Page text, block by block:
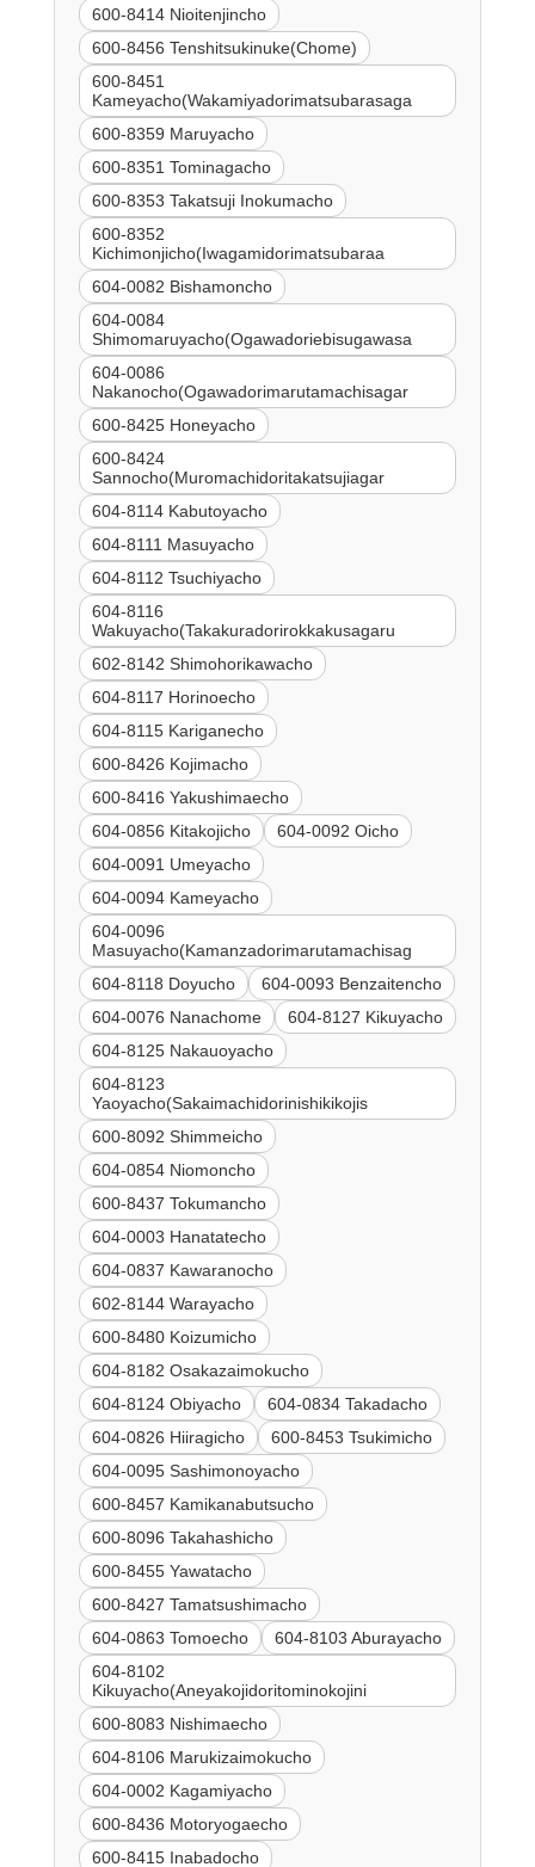
600-8414 Nioitenjincho
600-8456 Tenshitsukinuke(Chome)
600-8451
Kameyacho(Wakamiyadorimatsubarasaga
600-8359 Maruyacho
600-8351 Tominagacho
600-8353 Takatsuji Inokumacho
600-8352
Kichimonjicho(Iwagamidorimatsubaraa
604-0082 Bishamoncho
604-0084
Shimomaruyacho(Ogawadoriebisugawasa
604-0086
Nakanocho(Ogawadorimarutamachisagar
600-8425 Honeyacho
600-8424
Sannocho(Muromachidoritakatsujiagar
604-8114 Kabutoyacho
604-8111 Masuyacho
604-8112 Tsuchiyacho
604-8116
Wakuyacho(Takakuradorirokkakusagaru
602-8142 Shimohorikawacho
604-8117 Horinoecho
604-8115 Kariganecho
600-8426 Kojimacho
600-8416 Yakushimaecho
604-0856 Kitakojicho
604-0092 Oicho
604-0091 Umeyacho
604-0094 Kameyacho
604-0096
Masuyacho(Kamanzadorimarutamachisag
604-8118 Doyucho
604-0093 Benzaitencho
604-0076 Nanachome
604-8127 Kikuyacho
604-8125 Nakauoyacho
604-8123
Yaoyacho(Sakaimachidorinishikikojis
600-8092 Shimmeicho
604-0854 Niomoncho
600-8437 Tokumancho
604-0003 Hanatatecho
604-0837 Kawaranocho
602-8144 Warayacho
600-8480 Koizumicho
604-8182 Osakazaimokucho
604-8124 Obiyacho
604-0834 Takadacho
604-0826 Hiiragicho
600-8453 Tsukimicho
604-0095 Sashimonoyacho
600-8457 Kamikanabutsucho
600-8096 Takahashicho
600-8455 Yawatacho
600-8427 Tamatsushimacho
604-0863 Tomoecho
604-8103 Aburayacho
604-8102
Kikuyacho(Aneyakojidoritominokojini
600-8083 Nishimaecho
604-8106 Marukizaimokucho
604-0002 Kagamiyacho
600-8436 Motoryogaecho
600-8415 Inabadocho